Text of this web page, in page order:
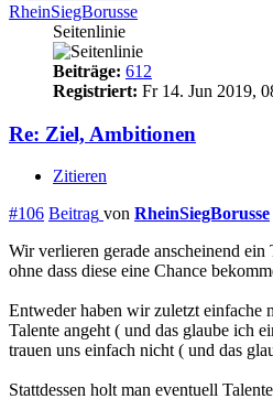
RheinSiegBorusse
Seitenlinie
Beiträge: 612
Registriert: Fr 14. Jun 2019,
Re: Ziel, Ambitionen
Zitieren
#106 Beitrag von RheinSiegBorusse
Wir verlieren gerade anscheinend ein
ohne dass diese eine Chance
Entweder haben wir zuletzt einfache
Talente angeht ( und das glaube ich
trauen uns einfach nicht ( und das
Stattdessen holt man eventuell